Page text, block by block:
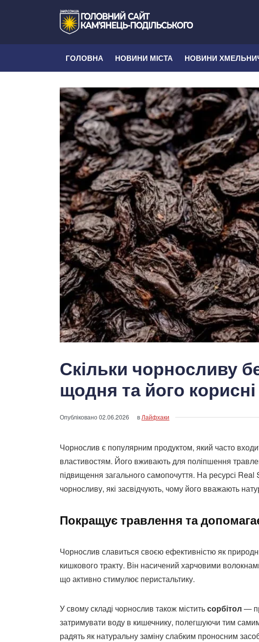
ГОЛОВНА НОВИНИ МІСТА НОВИНИ
Скільки чорносливу
щодня та його
Опубліковано02.06.2026 в Лайфхаки
Чорнослив є популярним продуктом, який часто
властивостям. Його вживають для поліпшення
підвищення загального самопочуття. На ресурсі
чорносливу, які засвідчують, чому його вважають
Покращує травлення та
Чорнослив славиться своєю ефективністю як
кишкового тракту. Він насичений харчовими
що активно стимулює перистальтику.
У свому складі чорнослив також міститьсорбітол —
затримувати воду в кишечнику, полегшуючи тим
радять як натуральну заміну слабким проносним